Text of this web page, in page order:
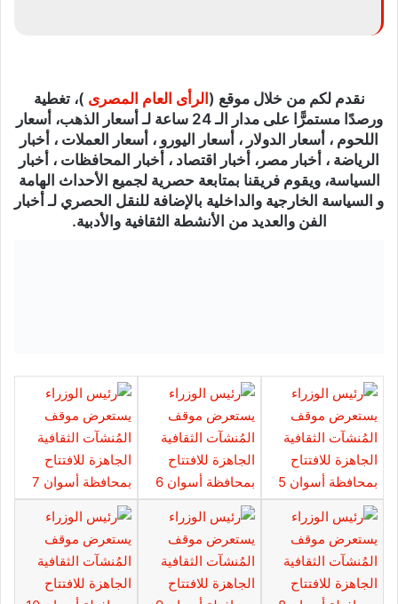
نقدم لكم من خلال موقع ( الرأى العام المصرى )، تغطية
ورصدًا مستمرًّا على مدار الـ 24 ساعة لـ أسعار الذهب، أسعار
اللحوم ، أسعار الدولار ، أسعار اليورو ، أسعار العملات ، أخبار
الرياضة ، أخبار مصر، أخبار اقتصاد ، أخبار المحافظات ، أخبار
السياسة، ويقوم فريقنا بمتابعة حصرية لجميع الأحداث الهامة
و السياسة الخارجية والداخلية بالإضافة للنقل الحصري لـ أخبار
الفن والعديد من الأنشطة الثقافية والأدبية.